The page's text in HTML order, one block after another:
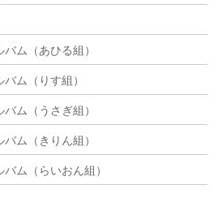
ム（あひる組）
ム（りす組）
ム（うさぎ組）
ム（きりん組）
ム（らいおん組）